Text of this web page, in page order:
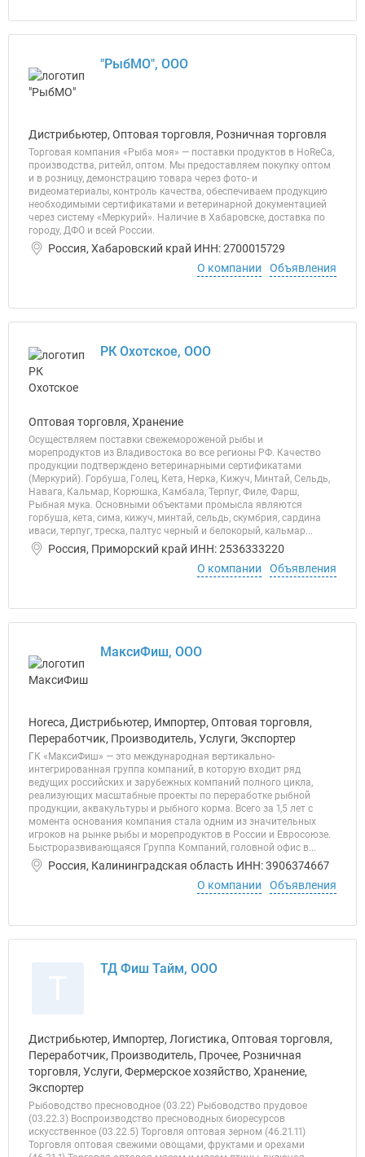
"РыбМО", ООО
Дистрибьютер, Оптовая торговля, Розничная торговля
Торговая компания «Рыба моя» — поставки продуктов в HoReCa,
производства, ритейл, оптом. Мы предоставляем покупку оптом
и в розницу, демонстрацию товара через фото- и
видеоматериалы, контроль качества, обеспечиваем продукцию
необходимыми сертификатами и ветеринарной документацией
через систему «Меркурий». Наличие в Хабаровске, доставка по
городу, ДФО и всей России.
Россия, Хабаровский край ИНН: 2700015729
О компании
Объявления
РК Охотское, ООО
Оптовая торговля, Хранение
Осуществляем поставки свежемороженой рыбы и
морепродуктов из Владивостока во все регионы РФ. Качество
продукции подтверждено ветеринарными сертификатами
(Меркурий). Горбуша, Голец, Кета, Нерка, Кижуч, Минтай, Сельдь,
Навага, Кальмар, Корюшка, Камбала, Терпуг, Филе, Фарш,
Рыбная мука. Основными объектами промысла являются
горбуша, кета, сима, кижуч, минтай, сельдь, скумбрия, сардина
иваси, терпуг, треска, палтус черный и белокорый, кальмар...
Россия, Приморский край ИНН: 2536333220
О компании
Объявления
МаксиФиш, ООО
Horeca, Дистрибьютер, Импортер, Оптовая торговля,
Переработчик, Производитель, Услуги, Экспортер
ГК «МаксиФиш» — это международная вертикально-
интегрированная группа компаний, в которую входит ряд
ведущих российских и зарубежных компаний полного цикла,
реализующих масштабные проекты по переработке рыбной
продукции, аквакультуры и рыбного корма. Всего за 1,5 лет с
момента основания компания стала одним из значительных
игроков на рынке рыбы и морепродуктов в России и Евросоюзе.
Быстроразвивающаяся Группа Компаний, головной офис в...
Россия, Калининградская область ИНН: 3906374667
О компании
Объявления
ТД Фиш Тайм, ООО
Дистрибьютер, Импортер, Логистика, Оптовая торговля,
Переработчик, Производитель, Прочее, Розничная
торговля, Услуги, Фермерское хозяйство, Хранение,
Экспортер
Рыбоводство пресноводное (03.22) Рыбоводство прудовое
(03.22.3) Воспроизводство пресноводных биоресурсов
искусственное (03.22.5) Торговля оптовая зерном (46.21.11)
Торговля оптовая свежими овощами, фруктами и орехами